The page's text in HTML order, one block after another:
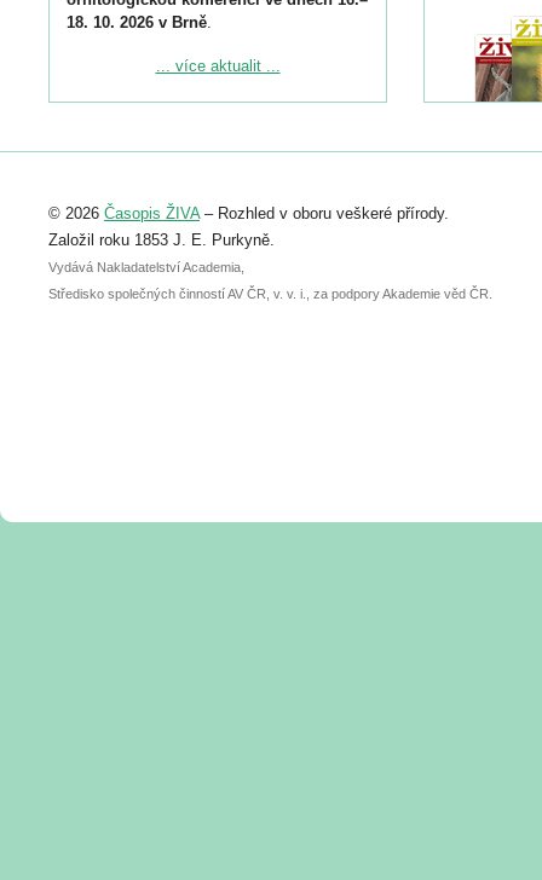
18. 10. 2026 v Brně.
Podrobnější informace ke konferenci
Registrovat se můžete do 6. září.
abstraktu přihlášené přednášky nebo
posteru je už 30. června.
... více aktualit ...
© 2026 Časopis ŽIVA– Rozhled v oboru veškeré přírody.
Založil roku 1853 J. E. Purkyně.
Vydává Nakladatelství Academia,
Středisko společných činností AV ČR, v. v. i., za podpory Akademie věd ČR.